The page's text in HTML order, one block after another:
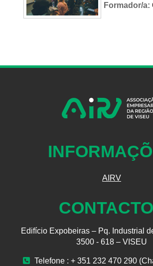
Formador/a:
AIRV
Edifício Expobeiras – Pq. Industrial
3500 - 618 – VISEU
Telefone : + 351 232 470 290